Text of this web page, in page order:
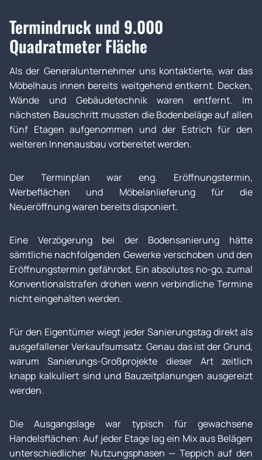
Termindruck und 9.000
Quadratmeter Fläche
Als der Generalunternehmer uns kontaktierte, war das
Möbelhaus innen bereits weitgehend entkernt. Decken,
Wände und Gebäudetechnik waren entfernt. Im
nächsten Bauschritt mussten die Bodenbeläge auf allen
fünf Etagen aufgenommen und der Estrich für den
weiteren Innenausbau vorbereitet werden.
Der Terminplan war eng. Eröffnungstermin,
Werbeflächen und Möbelanlieferung für die
Neueröffnung waren bereits disponiert.
Eine Verzögerung bei der Bodensanierung hätte
sämtliche nachfolgenden Gewerke verschoben und den
Eröffnungstermin gefährdet. Ein absolutes no-go, zumal
Konventionalstrafen drohen wenn verbindliche Termine
nicht eingehalten werden.
Für den Eigentümer wiegt jeder Sanierungstag direkt als
ausgefallener Verkaufsumsatz. Genau das ist der Grund,
warum Sanierungs-Großprojekte dieser Art zeitlich
knapp kalkuliert sind und Bauzeitplanungen ausgereizt
werden.
Die Ausgangslage war typisch für gewachsene
Handelsflächen: Auf jeder Etage lag ein Mix aus Belägen
unterschiedlicher Nutzungsphasen — Teppich auf den